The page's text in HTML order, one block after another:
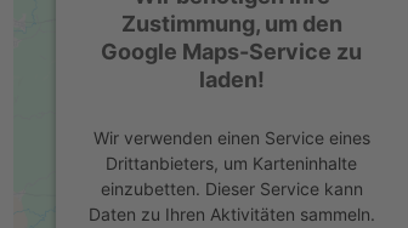
Zustimmung, um den
Google Maps-Service zu
laden!
Wir verwenden einen Service eines
Drittanbieters, um Karteninhalte
einzubetten. Dieser Service kann
Daten zu Ihren Aktivitäten sammeln.